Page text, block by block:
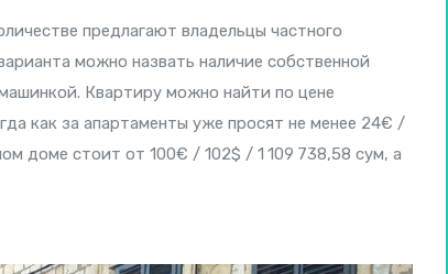
предлагают владельцы частного
можно назвать наличие собственной
Квартиру можно найти по цене
как за апартаменты уже просят не менее 24€ /
доме стоит от 100€ / 102$ / 1 109 738,58 сум, а